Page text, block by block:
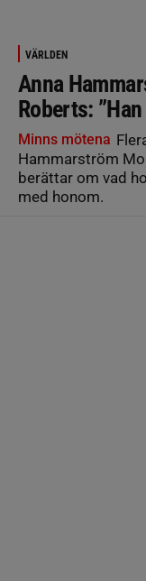
VÄRLDEN
Anna
Roberts:
Minns mötena
Hammarström
berättar om vad
med honom.